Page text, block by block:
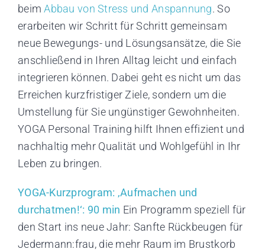
beimAbbau von Stress und Anspannung. So
erarbeiten wir Schritt für Schritt gemeinsam
neue Bewegungs- und Lösungsansätze, die Sie
anschließend in Ihren Alltag leicht und einfach
integrieren können. Dabei geht es nicht um das
Erreichen kurzfristiger Ziele, sondern um die
Umstellung für Sie ungünstiger Gewohnheiten.
YOGA Personal Training hilft Ihnen effizient und
nachhaltig mehr Qualität und Wohlgefühl in Ihr
Leben zu bringen.
YOGA-Kurzprogram: ‚Aufmachen und
durchatmen!‘: 90 min Ein Programm speziell für
den Start ins neue Jahr: Sanfte Rückbeugen für
Jedermann:frau, die mehr Raum im Brustkorb